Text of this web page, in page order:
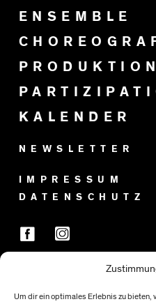
Um dir ein optimales Erlebnis zu bieten,
ENSEMBLE
KALENDER
NEWSLETTER
IMPRESSUM
DATENSCHUTZ